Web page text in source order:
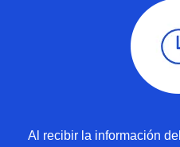
Al recibir la información